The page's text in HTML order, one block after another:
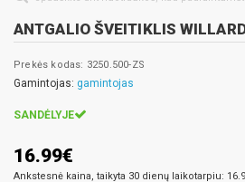
ANTGALIO ŠVEITIKLIS
Prekės kodas: 3250.500-ZS
Gamintojas: gamintojas
SANDĖLYJE
16.99€
Ankstesnė kaina, taikyta 30 dienų laikotarpiu: